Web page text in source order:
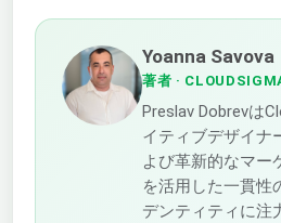
Yoanna Savova
著者 ·
Preslav Dobrevは
イティブデザイナ
よび革新的なマー
を活用した一貫性
デンティティに注